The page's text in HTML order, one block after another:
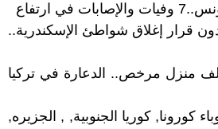
ارتفاع
قرار إغلاق شواطئ الإسكندرية..
ألف عاهرة و20 ألف منزل مرخص.. الدعارة في تركيا
كورونا,كوريا الجنوبية, , الجزيره,